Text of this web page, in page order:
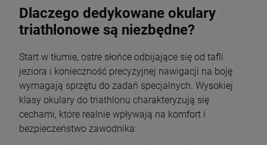
Dlaczego dedykowane okulary
triathlonowe są niezbędne?
Start w tłumie, ostre słońce odbijające się od tafli
jeziora i konieczność precyzyjnej nawigacji na boję
wymagają sprzętu do zadań specjalnych. Wysokiej
klasy okulary do triathlonu charakteryzują się
cechami, które realnie wpływają na komfort i
bezpieczeństwo zawodnika: